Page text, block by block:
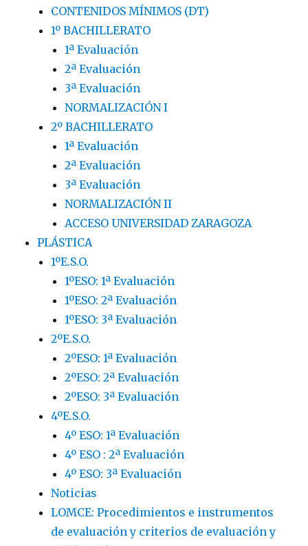
CONTENIDOS MÍNIMOS (DT)
1º BACHILLERATO
1ª Evaluación
2ª Evaluación
3ª Evaluación
NORMALIZACIÓN I
2º BACHILLERATO
1ª Evaluación
2ª Evaluación
3ª Evaluación
NORMALIZACIÓN II
ACCESO UNIVERSIDAD ZARAGOZA
PLÁSTICA
1ºE.S.O.
1ºESO: 1ª Evaluación
1ºESO: 2ª Evaluación
1ºESO: 3ª Evaluación
2ºE.S.O.
2ºESO: 1ª Evaluación
2ºESO: 2ª Evaluación
2ºESO: 3ª Evaluación
4ºE.S.O.
4º ESO: 1ª Evaluación
4º ESO : 2ª Evaluación
4º ESO: 3ª Evaluación
Noticias
LOMCE: Procedimientos e instrumentos
de evaluación y criterios de evaluación y